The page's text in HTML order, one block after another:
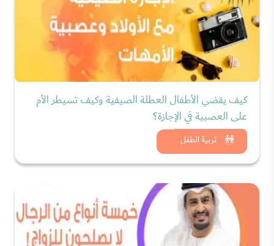
تربية الطفل
كيف يقضي الأطفال العطلة الصيفية وكيف تسيطر الأم
على العصبية في الإجازة؟
شاهد الان